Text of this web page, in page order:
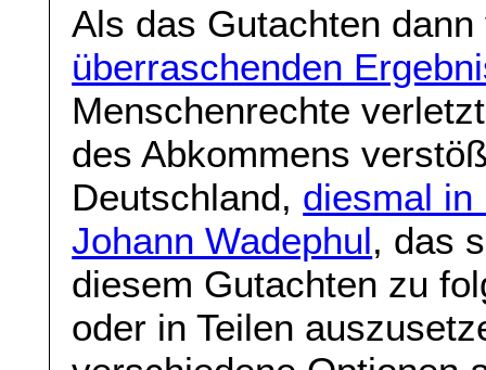
Als das Gutachten
überraschenden
Menschenrechte
des Abkommens
Deutschland, diesmal in
Johann Wadephul, das
diesem Gutachten zu
oder in Teilen